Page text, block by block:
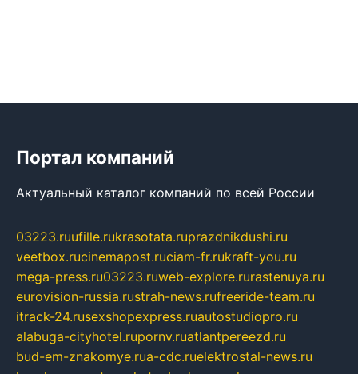
Портал компаний
Актуальный каталог компаний по всей России
03223.ruufille.rukrasotata.ruprazdnikdushi.ru
veetbox.rucinemapost.ruciam-fr.rukraft-you.ru
mega-press.ru03223.ruweb-explore.rurastenuya.ru
eurovision-russia.rustrah-news.rufreeride-team.ru
itrack-24.rusexshopexpress.ruautostudiopro.ru
alabuga-cityhotel.rupornv.ruatlantpereezd.ru
bud-em-znakomye.rua-cdc.ruelektrostal-news.ru